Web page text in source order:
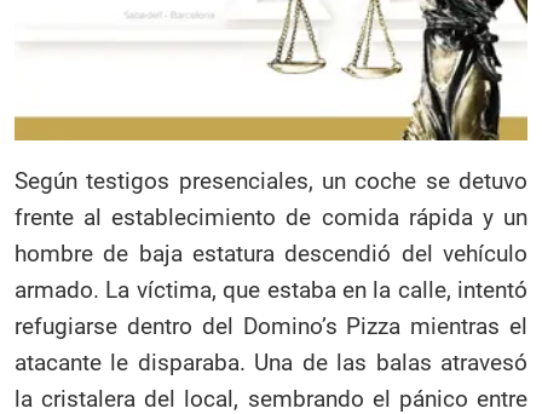
Según testigos presenciales, un coche se detuvo
frente al establecimiento de comida rápida y un
hombre de baja estatura descendió del vehículo
armado. La víctima, que estaba en la calle, intentó
refugiarse dentro del Domino’s Pizza mientras el
atacante le disparaba. Una de las balas atravesó
la cristalera del local, sembrando el pánico entre